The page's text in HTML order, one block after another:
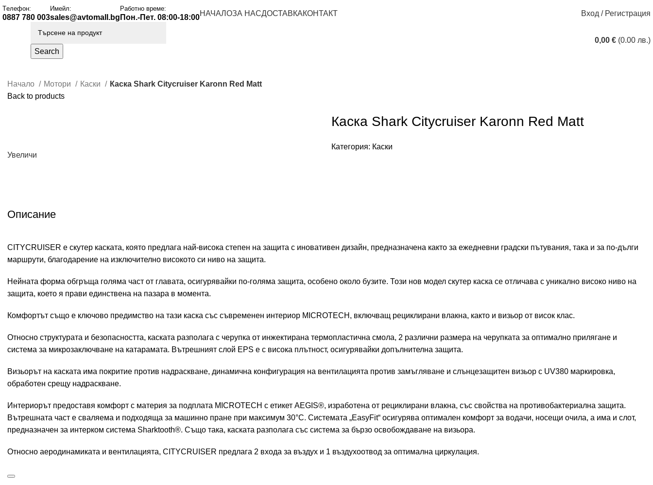
Tелефон:
0887 780 003
Имейл:
sales@avtomall.bg
Работно време:
Пон.-Пет. 08:00-18:00НАЧАЛОЗА НАСДОСТАВКАКОНТАКТ Вход / Регистрация
Search
0,00 € (0.00 лв.)
Начало Мотори Каски
Каска Shark Citycruiser Karonn Red Matt
Back to products
Увеличи
Каска Shark Citycruiser Karonn Red Matt
Категория: Каски
Описание
CITYCRUISER е скутер каската, която предлага най-висока степен на защита с иновативен дизайн, предназначена както за ежедневни градски пътувания, така и за по-дълги
маршрути, благодарение на изключително високото си ниво на защита.
Нейната форма обгръща голяма част от главата, осигурявайки по-голяма защита, особено около бузите. Този нов модел скутер каска се отличава с уникално високо ниво на
защита, което я прави единствена на пазара в момента.
Комфортът също е ключово предимство на тази каска със съвременен интериор MICROTECH, включващ рециклирани влакна, както и визьор от висок клас.
Относно структурата и безопасността, каската разполага с черупка от инжектирана термопластична смола, 2 различни размера на черупката за оптимално прилягане и
система за микрозаключване на катарамата. Вътрешният слой EPS е с висока плътност, осигурявайки допълнителна защита.
Визьорът на каската има покритие против надраскване, динамична конфигурация на вентилацията против замъгляване и слънцезащитен визьор с UV380 маркировка,
обработен срещу надраскване.
Интериорът предоставя комфорт с материя за подплата MICROTECH с етикет AEGIS®, изработена от рециклирани влакна, със свойства на противобактериална защита.
Вътрешната част е сваляема и подходяща за машинно пране при максимум 30°C. Системата „EasyFit“ осигурява оптимален комфорт за водачи, носещи очила, а има и слот,
предназначен за интерком система Sharktooth®. Също така, каската разполага със система за бързо освобождаване на визьора.
Относно аеродинамиката и вентилацията, CITYCRUISER предлага 2 входа за въздух и 1 въздухоотвод за оптимална циркулация.